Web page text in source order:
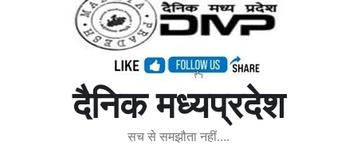
दैनिक मध्यप्रदेश
सच से समझौता नहीं….